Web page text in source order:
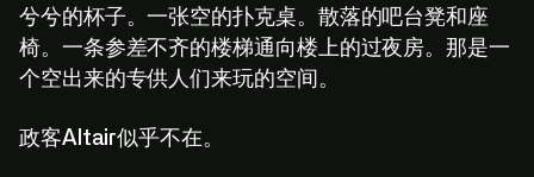
兮兮的杯子。一张空的扑克桌。散落的吧台凳和座
椅。一条参差不齐的楼梯通向楼上的过夜房。那是一
个空出来的专供人们来玩的空间。
政客Altair似乎不在。